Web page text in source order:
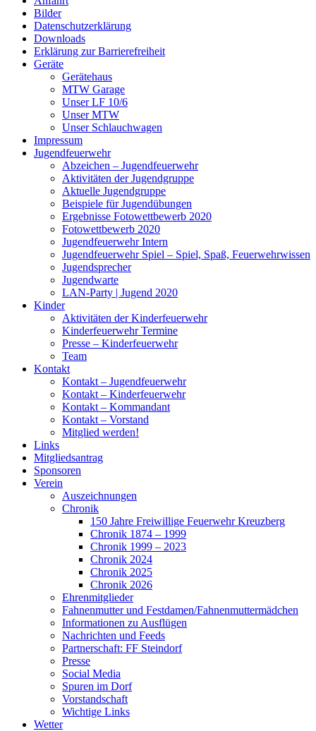
Bilder
Datenschutzerklärung
Downloads
Erklärung zur Barriere­frei­heit
Geräte
Gerätehaus
MTW Garage
Unser LF 10/6
Unser MTW
Unser Schlauchwagen
Impressum
Jugendfeuerwehr
Abzeichen – Jugendfeuerwehr
Aktivitäten der Jugendgruppe
Aktuelle Jugendgruppe
Beispiele für Jugendübungen
Ergebnisse Fotowettbewerb 2020
Fotowettbewerb 2020
Jugendfeuerwehr Intern
Jugendfeuerwehr Spiel – Spiel, Spaß, Feuerwehrwissen
Jugendsprecher
Jugendwarte
LAN-Party | Jugend 2020
Kinder
Aktivitäten der Kinderfeuerwehr
Kinderfeuerwehr Termine
Presse – Kinderfeuerwehr
Team
Kontakt
Kontakt – Jugendfeuerwehr
Kontakt – Kinderfeuerwehr
Kontakt – Kommandant
Kontakt – Vorstand
Mitglied werden!
Links
Mitgliedsantrag
Sponsoren
Verein
Auszeichnungen
Chronik
150 Jahre Freiwillige Feuerwehr Kreuzberg
Chronik 1874 – 1999
Chronik 1999 – 2023
Chronik 2024
Chronik 2025
Chronik 2026
Ehrenmitglieder
Fahnenmutter und Festdamen/Fahnenmuttermädchen
Informationen zu Ausflügen
Nachrichten und Feeds
Partnerschaft: FF Steindorf
Presse
Social Media
Spuren im Dorf
Vorstandschaft
Wichtige Links
Wetter